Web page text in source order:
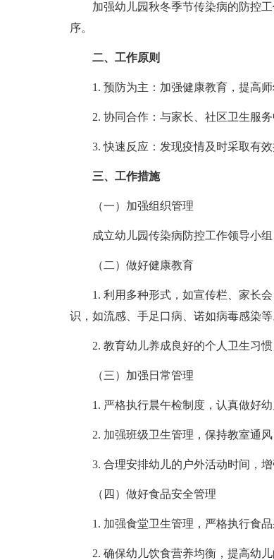
加强幼儿园秋冬季节传染病的防控工
序。
二、工作原则
1. 预防为主：加强健康教育，提高师
2. 协同合作：与家长、社区卫生服务
3. 快速反应：发现疫情及时采取有效
三、工作措施
（一）加强组织管理
成立幼儿园传染病防控工作领导小组
（二）做好健康教育
1. 利用多种形式，如宣传栏、家长会
识，如流感、手足口病、诺如病毒感染等
2. 教育幼儿养成良好的个人卫生习惯
（三）加强日常管理
1. 严格执行晨午检制度，认真做好幼
2. 加强班级卫生管理，保持教室通风
3. 合理安排幼儿的户外活动时间，增
（四）做好食品安全管理
1. 加强食堂卫生管理，严格执行食品
2. 确保幼儿饮食营养均衡，提高幼儿